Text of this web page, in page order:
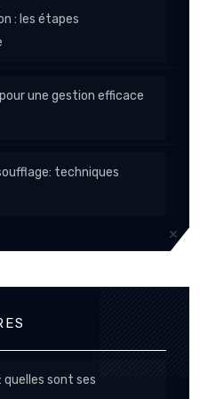
: les étapes
une gestion efficace
techniques
sont ses